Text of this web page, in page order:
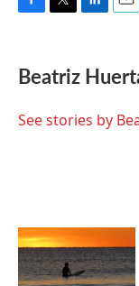
e
b
o
t
t
r
k
e
I
i
l
Beatriz
See stories by